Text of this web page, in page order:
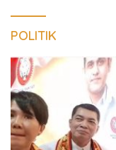
POLITIK